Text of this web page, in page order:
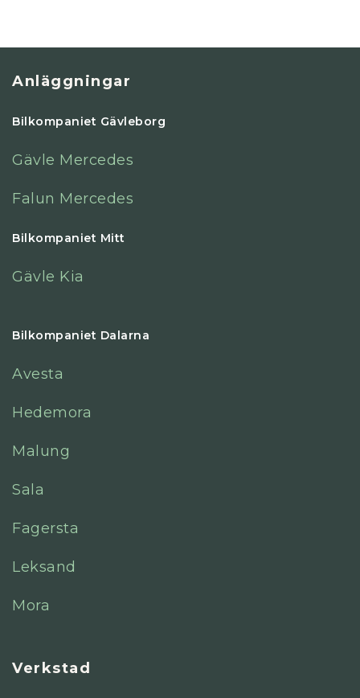
Anläggningar
Bilkompaniet Gävleborg
Gävle Mercedes
Falun Mercedes
Bilkompaniet Mitt
Gävle Kia
Bilkompaniet Dalarna
Avesta
Hedemora
Malung
Sala
Fagersta
Leksand
Mora
Verkstad